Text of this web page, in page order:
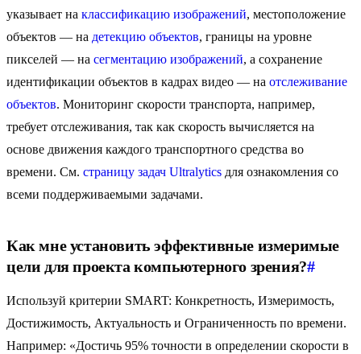
указывает на классификацию изображений, местоположение
объектов — на детекцию объектов, границы на уровне
пикселей — на сегментацию изображений, а сохранение
идентификации объектов в кадрах видео — на отслеживание
объектов. Мониторинг скорости транспорта, например,
требует отслеживания, так как скорость вычисляется на
основе движения каждого транспортного средства во
времени. См. страницу задач Ultralytics для ознакомления со
всеми поддерживаемыми задачами.
Как мне установить эффективные измеримые
цели для проекта компьютерного зрения?#
Используй критерии SMART: Конкретность, Измеримость,
Достижимость, Актуальность и Ограниченность по времени.
Например: «Достичь 95% точности в определении скорости в